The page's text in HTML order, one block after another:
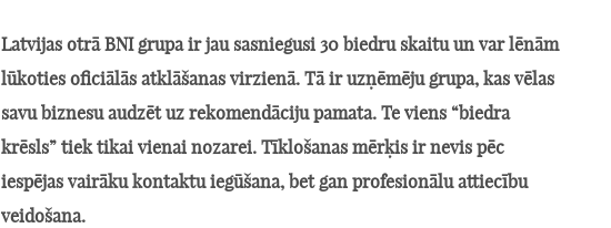
Latvijas otrā BNI grupa ir jau sasniegusi 30 biedru skaitu un var lēnām
lūkoties oficiālās atklāšanas virzienā. Tā ir uzņēmēju grupa, kas vēlas
savu biznesu audzēt uz rekomendāciju pamata. Te viens “biedra
krēsls” tiek tikai vienai nozarei. Tīklošanas mērķis ir nevis pēc
iespējas vairāku kontaktu iegūšana, bet gan profesionālu attiecību
veidošana.